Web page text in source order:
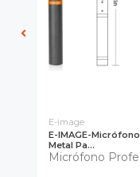
E-image
E-IMAGE-
Metal Pa...
Micrófono